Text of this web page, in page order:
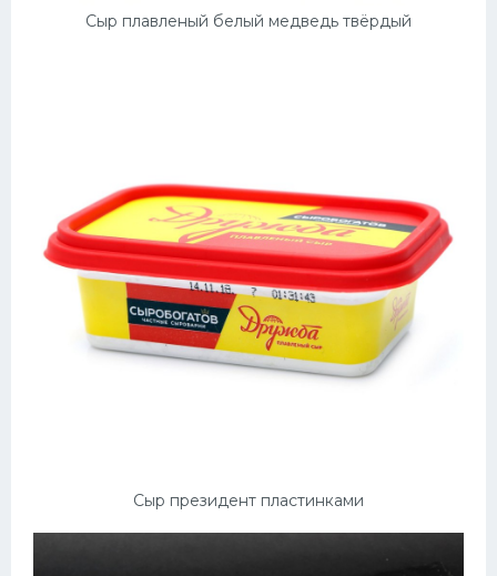
Сыр плавленый белый медведь твёрдый
Сыр президент пластинками